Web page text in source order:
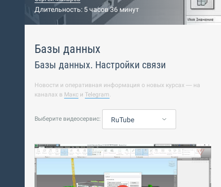
Длительность: 5 часов 36 минут
Базы данных
Базы данных. Настройки связи
Новости и оперативная информация о новых курсах — на
каналах в Макс и Telegram.
Выберите видеосервис: RuTube